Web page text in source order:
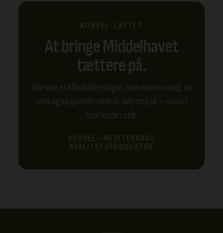
At bringe Middelhavet
tættere på.
Ikke som et billede eller slogan, men som en smag, en
vane og en gavmild måde at dele mad på — uanset
hvor bordet står.